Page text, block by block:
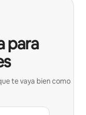
para
te vaya bien como